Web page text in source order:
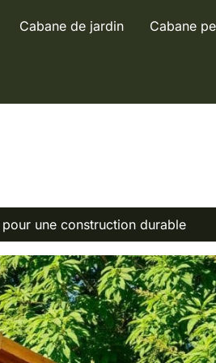
Cabane de jardin Cabane
une construction durable